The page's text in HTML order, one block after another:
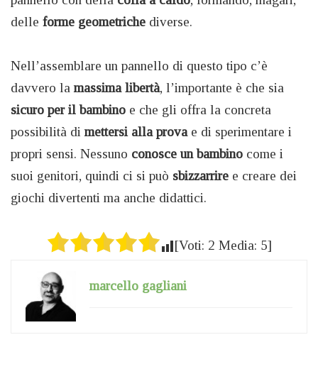
delle forme geometriche diverse.
Nell’assemblare un pannello di questo tipo c’è
davvero la massima libertà, l’importante è che sia
sicuro per il bambino e che gli offra la concreta
possibilità di mettersi alla prova e di sperimentare i
propri sensi. Nessuno conosce un bambino come i
suoi genitori, quindi ci si può sbizzarrire e creare dei
giochi divertenti ma anche didattici.
[Voti: 2 Media: 5]
marcello gagliani